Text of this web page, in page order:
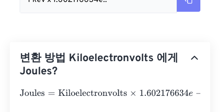
변환 방법 Kiloelectronvolts 에게
Joules?
Joules= Kiloelectronvolts×1.602176634e-25